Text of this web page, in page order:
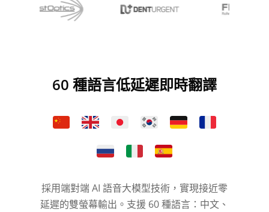
60 種語言低延遲即時翻譯
採用端對端 AI 語音大模型技術，實現接近零
延遲的雙螢幕輸出。支援 60 種語言：中文、